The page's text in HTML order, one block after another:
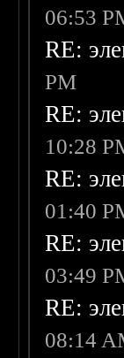
06:53
RE:
PM
RE:
10:28
RE:
01:40
RE:
03:49
RE:
08:14